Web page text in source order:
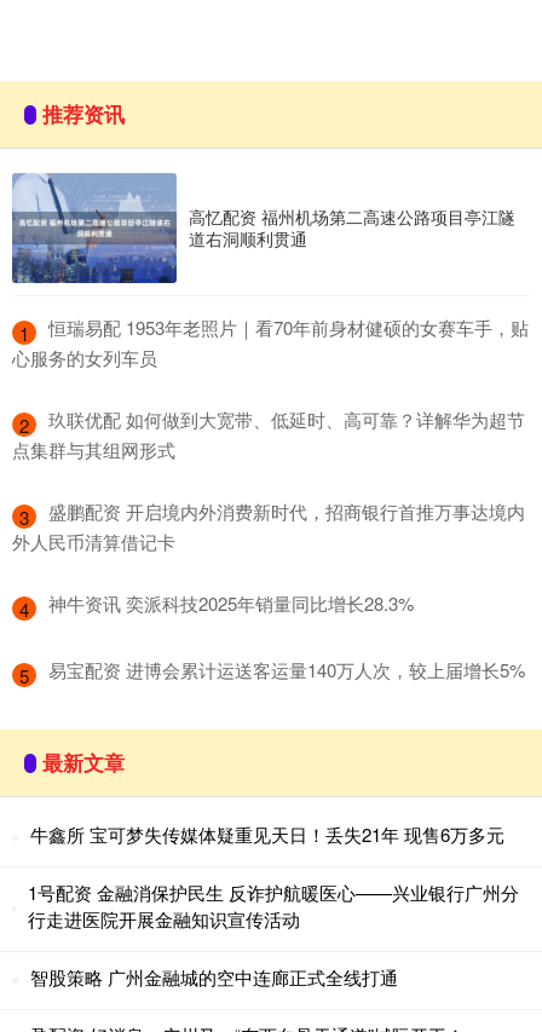
推荐资讯
高忆配资 福州机场第二高速公路项目亭江隧
道右洞顺利贯通
1
​恒瑞易配 1953年老照片｜看70年前身材健硕的女赛车手，贴
心服务的女列车员
2
​玖联优配 如何做到大宽带、低延时、高可靠？详解华为超节
点集群与其组网形式
3
​盛鹏配资 开启境内外消费新时代，招商银行首推万事达境内
外人民币清算借记卡
4 ​神牛资讯 奕派科技2025年销量同比增长28.3%
5 ​易宝配资 进博会累计运送客运量140万人次，较上届增长5%
最新文章
牛鑫所 宝可梦失传媒体疑重见天日！丢失21年 现售6万多元
1号配资 金融消保护民生 反诈护航暖医心——兴业银行广州分
行走进医院开展金融知识宣传活动
智股策略 广州金融城的空中连廊正式全线打通